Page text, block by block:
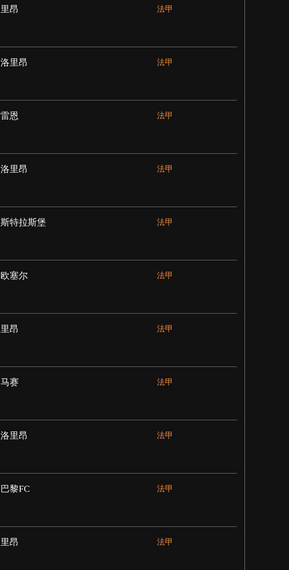
里昂 法甲
洛里昂 法甲
雷恩 法甲
洛里昂 法甲
斯特拉斯堡 法甲
欧塞尔 法甲
里昂 法甲
马赛 法甲
洛里昂 法甲
巴黎FC 法甲
里昂 法甲